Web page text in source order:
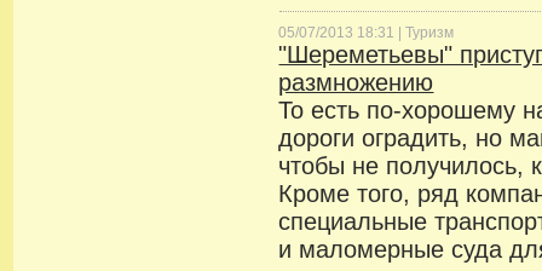
05/07/2013 18:31 |Туризм
"Шереметьевы"
размножению
То есть по-хорошему
дороги оградить, но
чтобы не получилось,
Кроме того, ряд
специальные
и маломерные суда